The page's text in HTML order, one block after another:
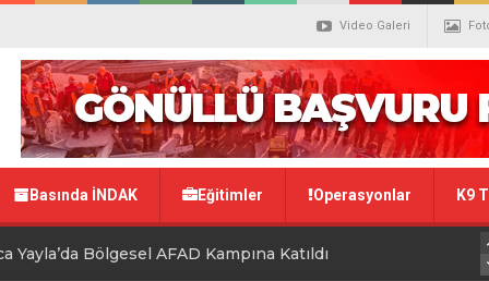
Video Galeri
Basında İNDAK Eğitimler Operasyonlar K9
Yayla’da Bölgesel AFAD Kampına Katıldı